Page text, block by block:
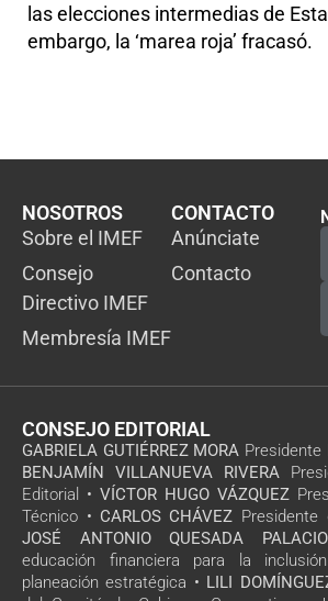
las elecciones intermedias de
embargo, la ‘marea roja’ fracasó.
NOSOTROS
Sobre el IMEF
Consejo
Directivo IMEF
Membresía IMEF
CONTACTO
Anúnciate
Contacto
CONSEJO EDITORIAL
GABRIELA GUTIÉRREZ MORA Presidente
BENJAMÍN VILLANUEVA RIVERA
Editorial • VÍCTOR HUGO VÁZQUEZ
Técnico • CARLOS CHÁVEZ Presidente
JOSÉ ANTONIO QUESADA
educación financiera para la
planeación estratégica • LILI